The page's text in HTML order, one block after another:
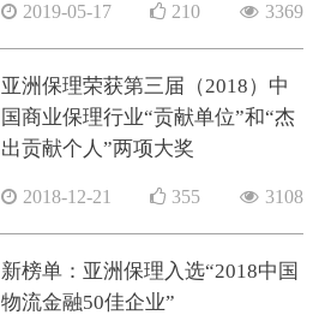
2019-05-17 210 3369
亚洲保理荣获第三届（2018）中
国商业保理行业“贡献单位”和“杰
出贡献个人”两项大奖
2018-12-21 355 3108
新榜单：亚洲保理入选“2018中国
物流金融50佳企业”